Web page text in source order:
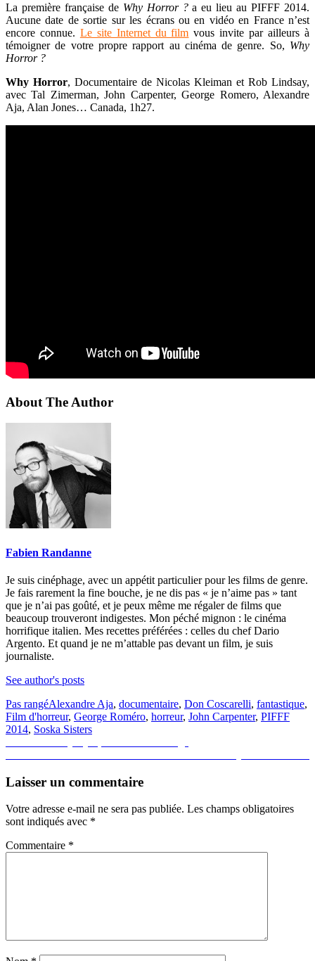
La première française de Why Horror ?a eu lieu au PIFFF 2014.
Aucune date de sortie sur les écrans ou en vidéo en France n’est
encore connue. Le site Internet du film vous invite par ailleurs à
témoigner de votre propre rapport au cinéma de genre. So, Why
Horror ?
Why Horror, Documentaire de Nicolas Kleiman et Rob Lindsay,
avec Tal Zimerman, John Carpenter, George Romero, Alexandre
Aja, Alan Jones… Canada, 1h27.
About The Author
Fabien Randanne
Je suis cinéphage, avec un appétit particulier pour les films de genre.
Je fais rarement la fine bouche, je ne dis pas « je n’aime pas » tant
que je n’ai pas goûté, et je peux même me régaler de films que
beaucoup trouveront indigestes. Mon péché mignon : le cinéma
horrifique italien. Mes recettes préférées : celles du chef Dario
Argento. Et quand je ne m’attable pas devant un film, je suis
journaliste.
See author's posts
Pas rangéAlexandre Aja, documentaire, Don Coscarelli, fantastique,
Film d'horreur, George Roméro, horreur, John Carpenter, PIFFF
2014, Soska Sisters
Navigation
de
l’article
Laisser un commentaire
Votre adresse e-mail ne sera pas publiée. Les champs obligatoires
sont indiqués avec *
Commentaire *